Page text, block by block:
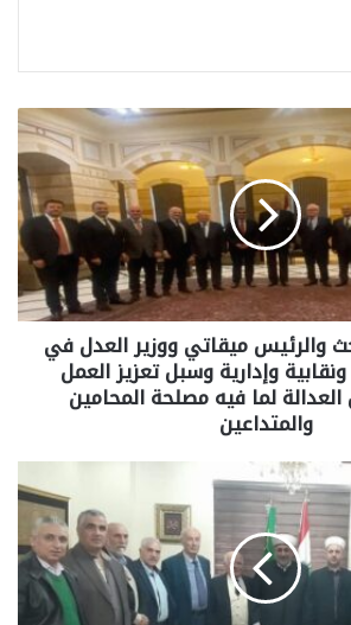
والرئيس ميقاتي ووزير العدل في
وإدارية وسبل تعزيز العمل
لما فيه مصلحة المحامين
والمتداعين